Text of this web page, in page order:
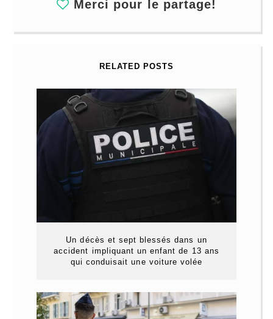
Merci pour le partage!
RELATED POSTS
Un décès et sept blessés dans un
accident impliquant un enfant de 13 ans
qui conduisait une voiture volée